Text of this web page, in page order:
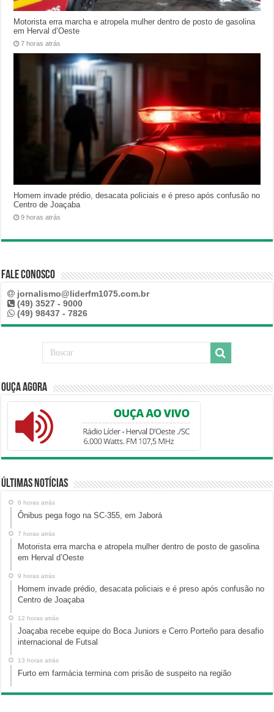
Motorista erra marcha e atropela mulher dentro de posto de gasolina
em Herval d’Oeste
7 horas atrás
Homem invade prédio, desacata policiais e é preso após confusão no
Centro de Joaçaba
9 horas atrás
Fale Conosco
jornalismo@liderfm1075.com.br
(49) 3527 - 9000
(49) 98437 - 7826
Ouça Agora
Últimas Notícias
6 horas atrás
Ônibus pega fogo na SC-355, em Jaborá
7 horas atrás
Motorista erra marcha e atropela mulher dentro de posto de gasolina
em Herval d’Oeste
9 horas atrás
Homem invade prédio, desacata policiais e é preso após confusão no
Centro de Joaçaba
12 horas atrás
Joaçaba recebe equipe do Boca Juniors e Cerro Porteño para desafio
internacional de Futsal
13 horas atrás
Furto em farmácia termina com prisão de suspeito na região